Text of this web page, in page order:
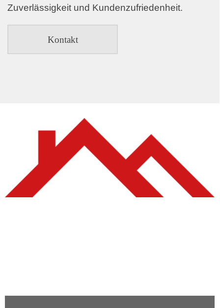
Zuverlässigkeit und Kundenzufriedenheit.
Kontakt